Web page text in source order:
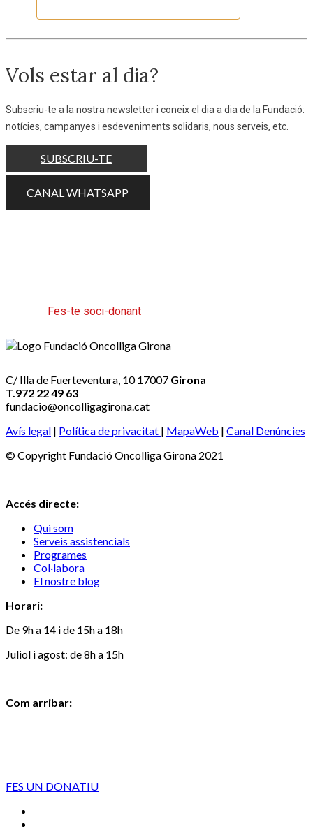
CERVESA WYHM
Vols estar al dia?
Subscriu-te a la nostra newsletter i coneix el dia a dia de la Fundació:
notícies, campanyes i esdeveniments solidaris, nous serveis, etc.
SUBSCRIU-TE
CANAL WHATSAPP
Fes-te soci-donant
C/ Illa de Fuerteventura, 10 17007 Girona
T.972 22 49 63
fundacio@oncolligagirona.cat
Avís legal | Política de privacitat | MapaWeb | Canal Denúncies
© Copyright Fundació Oncolliga Girona 2021
Accés directe:
Qui som
Serveis assistencials
Programes
Col·labora
El nostre blog
Horari:
De 9h a 14 i de 15h a 18h
Juliol i agost: de 8h a 15h
Com arribar:
FES UN DONATIU